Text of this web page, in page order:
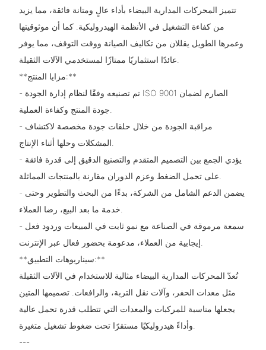
تتميز المحركات المدارية البيضاء بأداء عالٍ ومتانة فائقة، مما يزيد
من كفاءة التشغيل في الأنظمة الهيدروليكية. كما أن موثوقيتها
وعمرها الطويل يقللان من تكاليف الصيانة ووقت التوقف، مما يوفر
**مزايا المنتج:**
- تم تصنيعه وفقًا لنظام إدارة الجودة ISO 9001 الصارم لضمان
- مراقبة الجودة من خلال حلقات جودة مخصصة لاكتشاف
- يؤدي الجمع بين التصميم المتقدم والتصنيع الدقيق إلى قدرة فائقة
- يضمن الدعم الشامل من الشركة، بدءًا من البحث والتطوير وحتى
- سمعة مرموقة في الصناعة مع نمو ثابت في المبيعات وردود فعل
**سيناريوهات التطبيق:**
تُعدّ المحركات المدارية البيضاء مثالية للاستخدام في الآلات الثقيلة
مثل معدات الحفر، وآلات نقل التربة، والرافعات. تصميمها المتين
يجعلها مناسبة للمركبات والمعدات التي تتطلب قدرة تحمل عالية
---